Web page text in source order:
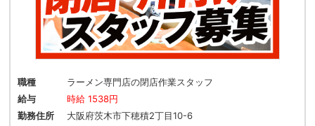
職種
ラーメン専門店の閉店作業スタッフ
給与
時給 1538円
勤務住所
大阪府茨木市下穂積2丁目10-6